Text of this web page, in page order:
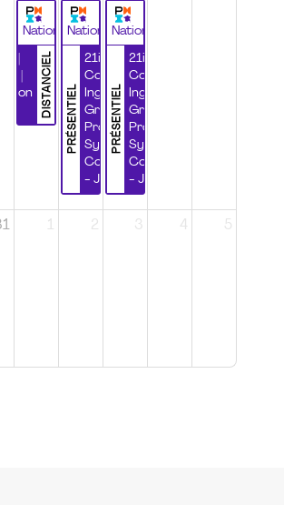
National
DISTANCIEL
National
PRÉSENTIEL
21ième
Congrès
Ingénierie
Grands
Projets et
Systèmes
Complexes
- Jour 1
National
PRÉSENTIEL
21ième
Congrès
Ingénierie
Grands
Projets et
Systèmes
Complexes
- Jour 2
1 2 3 4 5